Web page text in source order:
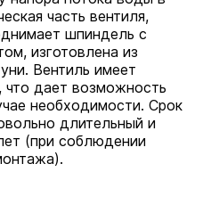
часть вентиля,
шпиндель с
изготовлена из
Вентиль имеет
дает возможность
необходимости. Срок
длительный и
(при соблюдении